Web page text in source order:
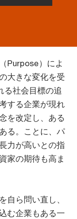
Purpose）によ
大きな変化を受
る社会目標の追
する企業が現れ
を改定し、ある
る。ことに、パ
力が高いとの指
家の期待も高ま
自ら問い直し、
む企業もある一